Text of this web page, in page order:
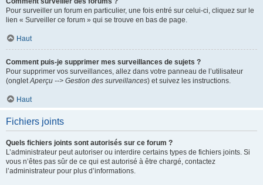
Pour surveiller un forum en particulier, une fois entré sur celui-ci, cliquez sur le
lien « Surveiller ce forum » qui se trouve en bas de page.
Haut
Comment puis-je supprimer mes surveillances de sujets ?
Pour supprimer vos surveillances, allez dans votre panneau de l’utilisateur
(ongletAperçu --> Gestion des surveillances) et suivez les instructions.
Haut
Fichiers joints
Quels fichiers joints sont autorisés sur ce forum ?
L’administrateur peut autoriser ou interdire certains types de fichiers joints. Si
vous n’êtes pas sûr de ce qui est autorisé à être chargé, contactez
l’administrateur pour plus d’informations.